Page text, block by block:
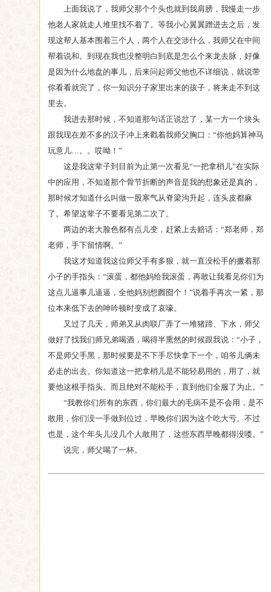
上面我说了，我师父那个个头也就到我肩膀，我慢走一步
他老人家就走人堆里找不着了。等我小心翼翼蹭进去之后，发
现这帮人基本围着三个人，两个人在交涉什么，我师父在中间
帮着说和。到现在我也没整明白到底是怎么个来龙去脉，好像
是因为什么地盘的事儿，后来问起师父他也不详细说，就说带
你看看就完了，你一知识分子家里出来的孩子，将来走不到这
里去。
我进去那时候，不知道那句话正说岔了，某一方一个块头
跟我现在差不多的汉子冲上来戳着我师父胸口：“你他妈算神马
玩意儿…。。哎呦！”
这是我这辈子到目前为止第一次看见“一把拿梢儿”在实际
中的应用，不知道那个骨节折断的声音是我的想象还是真的，
那时候才知道什么叫做一股寒气从脊梁沟升起，连头皮都麻
了。希望这辈子不要看见第二次了。
两边的老大脸色都有点儿变，赶紧上去赔话：“郑老师，郑
老师，手下留情啊。”
我这才知道我这位师父手有多狠，就一直没松手的撅着那
小子的手指头：“滚蛋，都他妈给我滚蛋，再敢让我看见你们为
这点儿逼事儿逼逼，全他妈别想囫囵个！”说着手再次一紧，那
位本来低下去的呻吟顿时变成了哀嚎。
又过了几天，师弟又从肉联厂弄了一堆猪蹄、下水，师父
做好了找我们师兄弟喝酒，喝得半熏然的时候跟我说：“小子，
不是师父手黑，那时候要是不下手尽快拿下一个，咱爷儿俩未
必走的出去。你知道这一把拿梢儿是不能轻易用的，用了，就
要他这根手指头。而且绝对不能松手，直到他们全服了为止。”
“我教你们所有的东西，你们最大的毛病不是不会用，是不
敢用，你们没一手做到位过，早晚你们因为这个吃大亏。不过
也是，这个年头儿没几个人敢用了，这些东西早晚都得没喽。”
说完，师父喝了一杯。